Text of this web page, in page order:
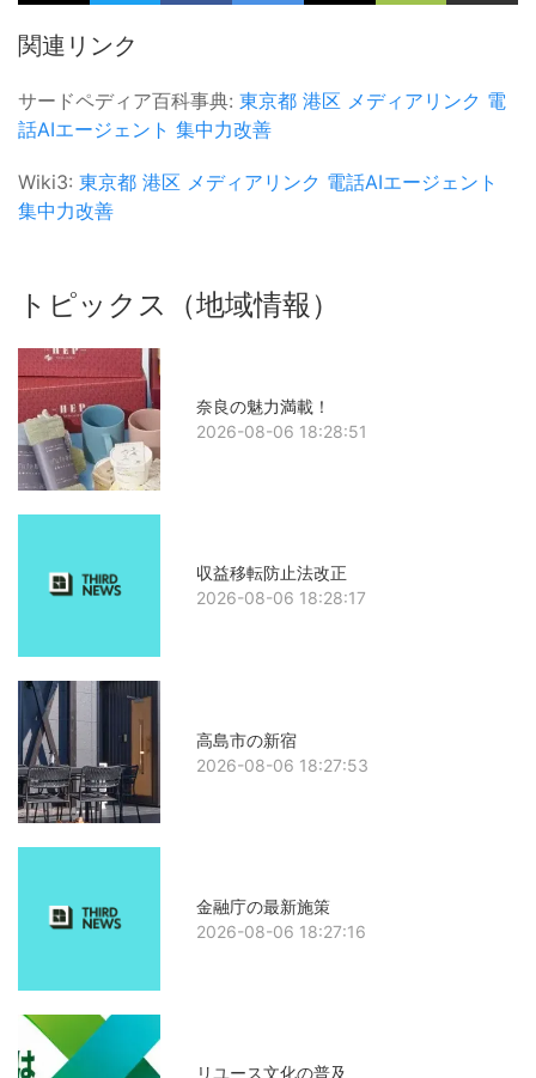
関連リンク
サードペディア百科事典: 東京都 港区 メディアリンク 電
話AIエージェント 集中力改善
Wiki3: 東京都 港区 メディアリンク 電話AIエージェント
集中力改善
トピックス（地域情報）
奈良の魅力満載！
2026-08-06 18:28:51
収益移転防止法改正
2026-08-06 18:28:17
高島市の新宿
2026-08-06 18:27:53
金融庁の最新施策
2026-08-06 18:27:16
リユース文化の普及